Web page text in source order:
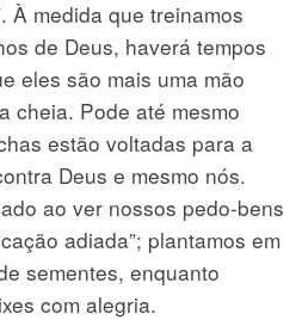
À medida que treinamos
de Deus, haverá tempos
eles são mais uma mão
cheia. Pode até mesmo
estão voltadas para a
Deus e mesmo nós.
ao ver nossos pedo-bens
adiada”; plantamos em
sementes, enquanto
com alegria.